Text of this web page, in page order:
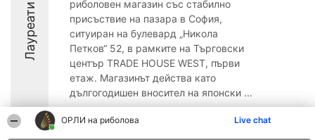
ОРЛИ на риболова Live chat
Лауреати
риболовен магазин със стабилно
присъствие на пазара в София,
ситуиран на булевард „Никола
Петков“ 52, в рамките на Търговски
център TRADE HOUSE WEST, първи
етаж. Магазинът действа като
дългогодишен вносител на японски ...
9.6